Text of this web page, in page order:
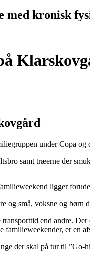
kronisk
under Copa og
samt træerne der
ligger
og små, voksne og
end andre.
er en
der skal på tur til